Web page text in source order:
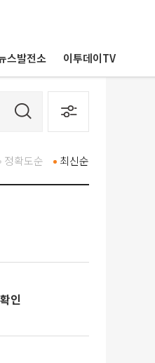
스발전소 이투데이TV
최신순
정확도순
인